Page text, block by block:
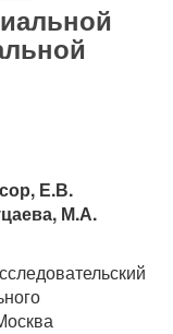
Е.В.
М.А.